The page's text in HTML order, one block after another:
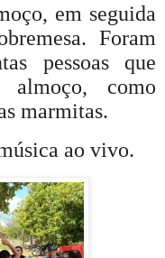
em seguida
Foram
pessoas que
almoço, como
marmitas.
ao vivo.